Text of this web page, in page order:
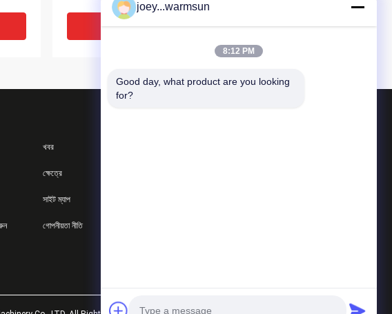
B994V22008KCS017B
ভালো দাম
পিজাটো লিমিট সুইচ)
ভালো দাম
IP67 60083173 উচ্চতা সীমা
খবর
ক্ষেত্রে
সাইট ম্যাপ
গোপনীয়তা নীতি
joey...warmsun
8:12 PM
Good day, what product are you looking
for?